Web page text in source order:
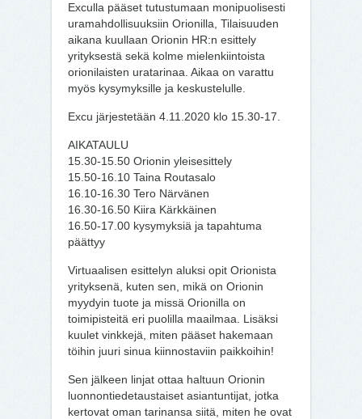
Exculla pääset tutustumaan monipuolisesti
uramahdollisuuksiin Orionilla, Tilaisuuden
aikana kuullaan Orionin HR:n esittely
yrityksestä sekä kolme mielenkiintoista
orionilaisten uratarinaa. Aikaa on varattu
myös kysymyksille ja keskustelulle.
Excu järjestetään 4.11.2020 klo 15.30-17.
AIKATAULU
15.30-15.50 Orionin yleisesittely
15.50-16.10 Taina Routasalo
16.10-16.30 Tero Närvänen
16.30-16.50 Kiira Kärkkäinen
16.50-17.00 kysymyksiä ja tapahtuma
päättyy
Virtuaalisen esittelyn aluksi opit Orionista
yrityksenä, kuten sen, mikä on Orionin
myydyin tuote ja missä Orionilla on
toimipisteitä eri puolilla maailmaa. Lisäksi
kuulet vinkkejä, miten pääset hakemaan
töihin juuri sinua kiinnostaviin paikkoihin!
Sen jälkeen linjat ottaa haltuun Orionin
luonnontiedetaustaiset asiantuntijat, jotka
kertovat oman tarinansa siitä, miten he ovat